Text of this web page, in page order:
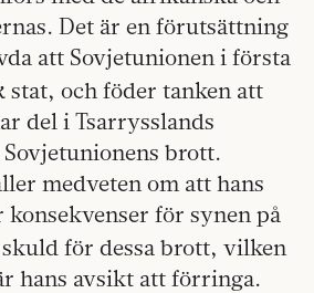
Det är en förutsättning
att Sovjetunionen i första
stat, och föder tanken att
del i Tsarrysslands
brott.
medveten om att hans
för synen på
skuld för dessa brott, vilken
hans avsikt att förringa.